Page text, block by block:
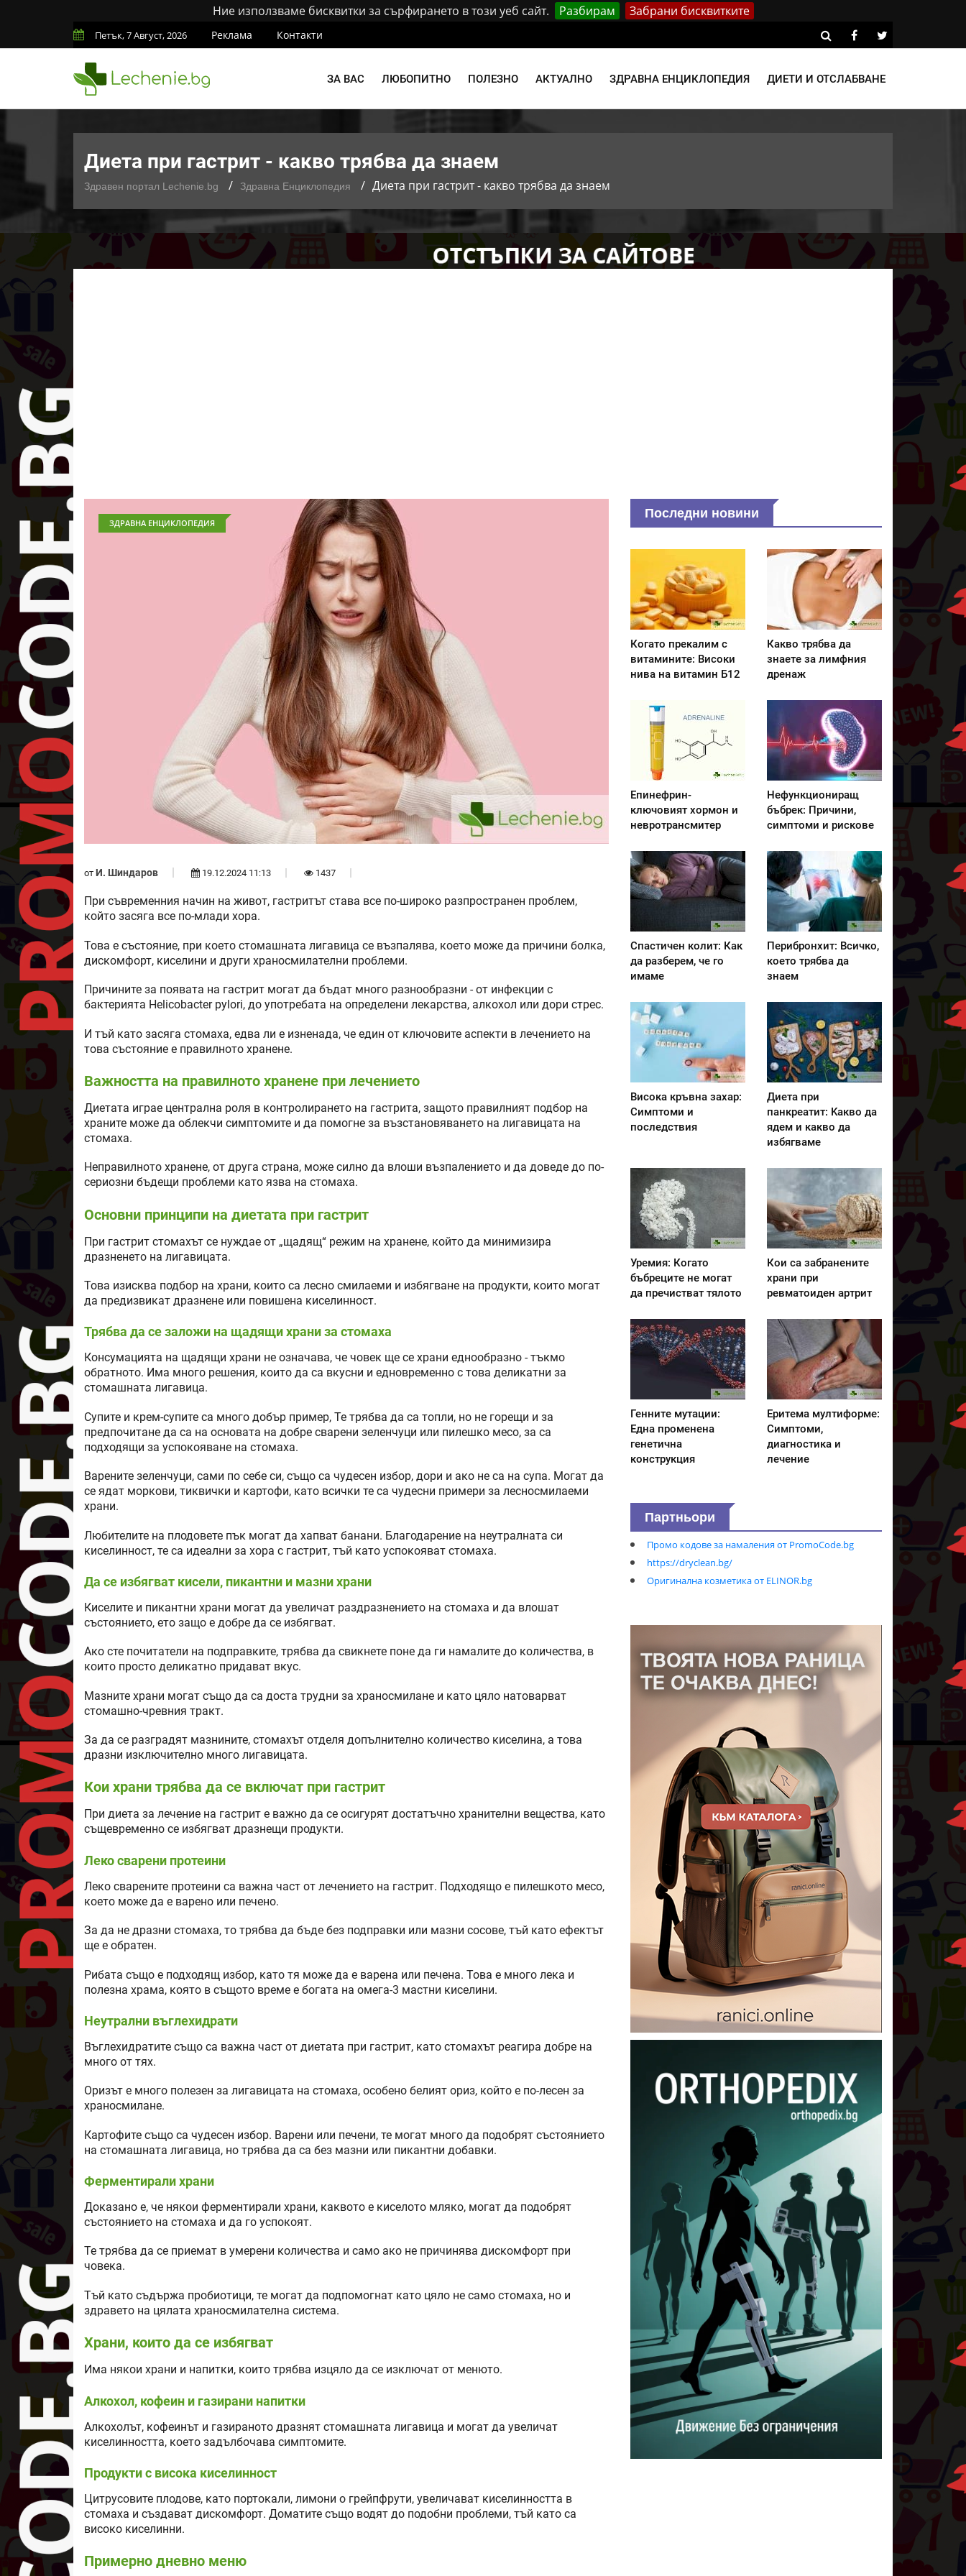
Ние използваме бисквитки за сърфирането в този уеб сайт. Разбирам Забрани бисквитките
Петък, 7 Август, 2026 Реклама Контакти
ЗА ВАС ЛЮБОПИТНО ПОЛЕЗНО АКТУАЛНО ЗДРАВНА ЕНЦИКЛОПЕДИЯ ДИЕТИ И ОТСЛАБВАНЕ
Диета при гастрит - какво трябва да знаем
Здравен портал Lechenie.bg Здравна Енциклопедия Диета при гастрит - какво трябва да знаем
ЗДРАВНА ЕНЦИКЛОПЕДИЯ
от И. Шиндаров 19.12.2024 11:13 1437
При съвременния начин на живот, гастритът става все по-широко разпространен проблем,
който засяга все по-млади хора.
Това е състояние, при което стомашната лигавица се възпалява, което може да причини болка,
дискомфорт, киселини и други храносмилателни проблеми.
Причините за появата на гастрит могат да бъдат много разнообразни - от инфекции с
бактерията Helicobacter pylori, до употребата на определени лекарства, алкохол или дори стрес.
И тъй като засяга стомаха, едва ли е изненада, че един от ключовите аспекти в лечението на
това състояние е правилното хранене.
Важността на правилното хранене при лечението
Диетата играе централна роля в контролирането на гастрита, защото правилният подбор на
храните може да облекчи симптомите и да помогне за възстановяването на лигавицата на
стомаха.
Неправилното хранене, от друга страна, може силно да влоши възпалението и да доведе до по-
сериозни бъдещи проблеми като язва на стомаха.
Основни принципи на диетата при гастрит
При гастрит стомахът се нуждае от „щадящ“ режим на хранене, който да минимизира
дразненето на лигавицата.
Това изисква подбор на храни, които са лесно смилаеми и избягване на продукти, които могат
да предизвикат дразнене или повишена киселинност.
Трябва да се заложи на щадящи храни за стомаха
Консумацията на щадящи храни не означава, че човек ще се храни еднообразно - тъкмо
обратното. Има много решения, които да са вкусни и едновременно с това деликатни за
стомашната лигавица.
Супите и крем-супите са много добър пример, Те трябва да са топли, но не горещи и за
предпочитане да са на основата на добре сварени зеленчуци или пилешко месо, за са
подходящи за успокояване на стомаха.
Варените зеленчуци, сами по себе си, също са чудесен избор, дори и ако не са на супа. Могат да
се ядат моркови, тиквички и картофи, като всички те са чудесни примери за лесносмилаеми
храни.
Любителите на плодовете пък могат да хапват банани. Благодарение на неутралната си
киселинност, те са идеални за хора с гастрит, тъй като успокояват стомаха.
Да се избягват кисели, пикантни и мазни храни
Киселите и пикантни храни могат да увеличат раздразнението на стомаха и да влошат
състоянието, ето защо е добре да се избягват.
Ако сте почитатели на подправките, трябва да свикнете поне да ги намалите до количества, в
които просто деликатно придават вкус.
Мазните храни могат също да са доста трудни за храносмилане и като цяло натоварват
стомашно-чревния тракт.
За да се разградят мазнините, стомахът отделя допълнително количество киселина, а това
дразни изключително много лигавицата.
Кои храни трябва да се включат при гастрит
При диета за лечение на гастрит е важно да се осигурят достатъчно хранителни вещества, като
същевременно се избягват дразнещи продукти.
Леко сварени протеини
Леко сварените протеини са важна част от лечението на гастрит. Подходящо е пилешкото месо,
което може да е варено или печено.
За да не дразни стомаха, то трябва да бъде без подправки или мазни сосове, тъй като ефектът
ще е обратен.
Рибата също е подходящ избор, като тя може да е варена или печена. Това е много лека и
полезна храма, която в същото време е богата на омега-3 мастни киселини.
Неутрални въглехидрати
Въглехидратите също са важна част от диетата при гастрит, като стомахът реагира добре на
много от тях.
Оризът е много полезен за лигавицата на стомаха, особено белият ориз, който е по-лесен за
храносмилане.
Картофите също са чудесен избор. Варени или печени, те могат много да подобрят състоянието
на стомашната лигавица, но трябва да са без мазни или пикантни добавки.
Ферментирали храни
Доказано е, че някои ферментирали храни, каквото е киселото мляко, могат да подобрят
състоянието на стомаха и да го успокоят.
Те трябва да се приемат в умерени количества и само ако не причинява дискомфорт при
човека.
Тъй като съдържа пробиотици, те могат да подпомогнат като цяло не само стомаха, но и
здравето на цялата храносмилателна система.
Храни, които да се избягват
Има някои храни и напитки, които трябва изцяло да се изключат от менюто.
Алкохол, кофеин и газирани напитки
Алкохолът, кофеинът и газираното дразнят стомашната лигавица и могат да увеличат
киселинността, което задълбочава симптомите.
Продукти с висока киселинност
Цитрусовите плодове, като портокали, лимони о грейпфрути, увеличават киселинността в
стомаха и създават дискомфорт. Доматите също водят до подобни проблеми, тъй като са
високо киселинни.
Примерно дневно меню
Последни новини
Когато прекалим с
витамините: Високи
нива на витамин Б12
Какво трябва да
знаете за лимфния
дренаж
Епинефрин-
ключовият хормон и
невротрансмитер
Нефункциониращ
бъбрек: Причини,
симптоми и рискове
Спастичен колит: Как
да разберем, че го
имаме
Перибронхит: Всичко,
което трябва да
знаем
Висока кръвна захар:
Симптоми и
последствия
Диета при
панкреатит: Kакво да
ядем и какво да
избягваме
Уремия: Когато
бъбреците не могат
да пречистват тялото
Кои са забранените
храни при
ревматоиден артрит
Генните мутации:
Една променена
генетична
конструкция
Еритема мултиформе:
Симптоми,
диагностика и
лечение
Партньори
Промо кодове за намаления от PromoCode.bg
https://dryclean.bg/
Оригинална козметика от ELINOR.bg